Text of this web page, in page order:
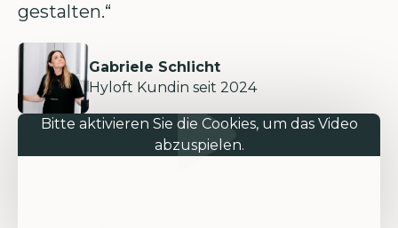
gestalten.“
Gabriele Schlicht
Hyloft Kundin seit 2024
Bitte aktivieren Sie die Cookies, um das Video
abzuspielen.